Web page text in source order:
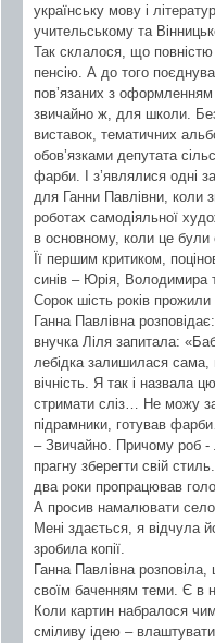
українську мову і
учительському та
Так склалося, що
пенсію. А до того
пов’язаних з оформленням
звичайно ж, для школи. Без
виставок, тематичних
обов’язками депутата
фарби. І з’являлися одні
для Ганни Павлівни, коли
роботах самодіяльної
в основному, коли це були
Її першим критиком,
синів – Юрія, Володимира
Сорок шість років
Ганна Павлівна
внучка Ліля запитала:
лебідка залишилася
вічність. Я так і назвала
стримати сліз… Не можу
підрамники, готував
– Звичайно. Причому роб -
прагну зберегти свій
два роки пропрацював
А просив намалювати
Мені здається, я відчула
зробила копії.
Ганна Павлівна
своїм баченням теми. Є в
Коли картин набралося
сміливу ідею –